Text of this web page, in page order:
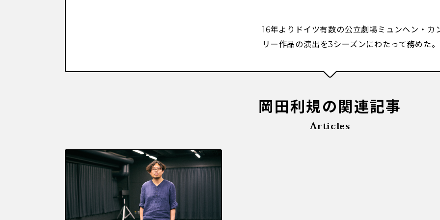
16年よりドイツ有数の公立劇場ミュンヘン・カ
リー作品の演出を3シーズンにわたって務めた。
岡田利規の関連記事
Articles